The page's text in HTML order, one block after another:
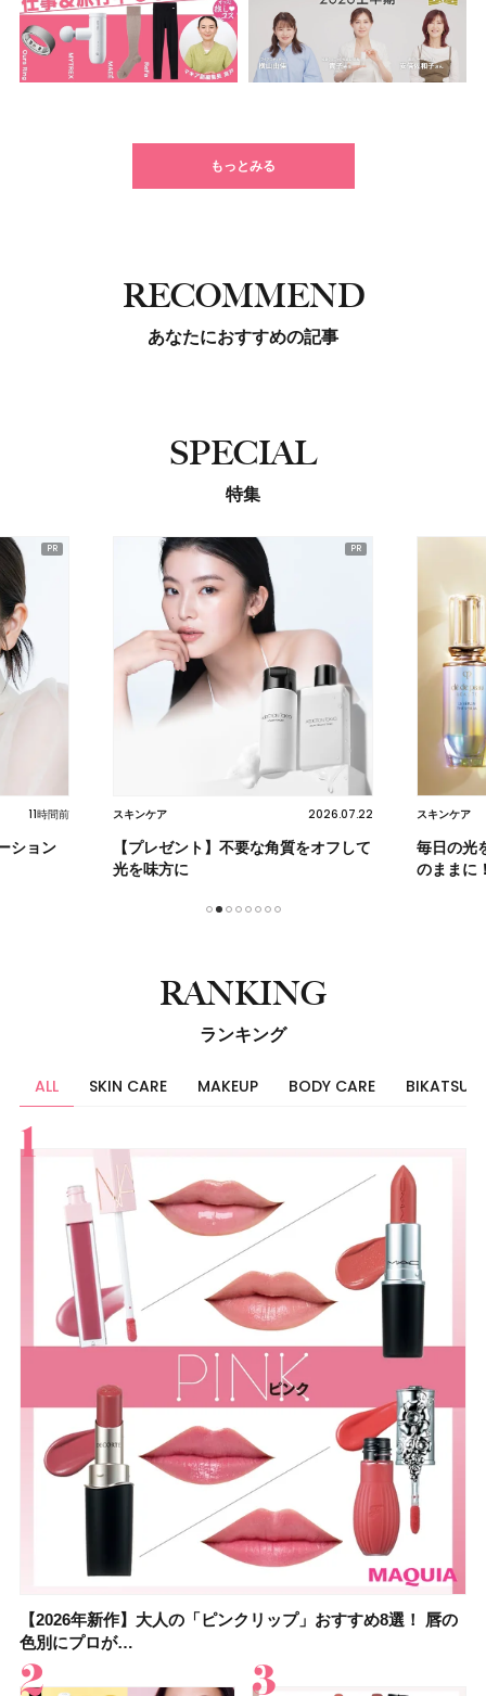
もっとみる
RECOMMEND
あなたにおすすめの記事
SPECIAL
特集
2026.07.22
フして
スキンケア 2026.07.22
毎日の光を紡ぐケアで未来の肌を思い
のままに！
ヘア
柏木由紀
RANKING
ランキング
ALL SKIN CARE MAKEUP BODY CARE BIKATSU
すべて
【2026年新作】大人の「ピンクリップ」おすすめ8選！ 唇の
色別にプロが…
スキンケア
【上田竜也さんのマイベストコスメ５選】大人になって開眼
したからこそ愛が深…
メイク
【2026年新作】大人の「ピンクリップ」おすすめ8選！ 唇の
色別にプロが…
ボディケア
【2026夏】「香水・フレグランス」ランキングTOP5！＜美
容マニア・マ…
美活
【2026夏】「歯磨き粉・オーラルケア」ランキングTOP5！
＜美容マニア…
ヘア
【2026年夏】40代におすすめの髪型30選！ 若く見える・手
入れが楽な…
ライフスタイル
【鈴木えみさんの愛用品30選】コスメ・スキンケア・ヘアケ
アetc.お気に…
ビューティーズ
【キャンメイク】売切続出！先行発売中の「クリアヴェール
セッティングパウダ…